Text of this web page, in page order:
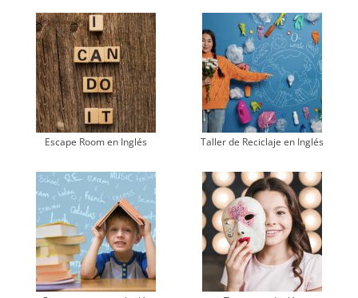
Escape Room en Inglés Taller de Reciclaje en Inglés